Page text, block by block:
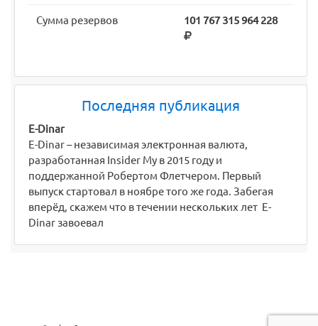
Сумма резервов 101 767 315 964 228
Последняя публикация
E-Dinar
E-Dinar – независимая электронная валюта,
разработанная Insider My в 2015 году и
поддержанной Робертом Флетчером. Первый
выпуск стартовал в ноябре того же года. Забегая
вперёд, скажем что в течении нескольких лет E-
Dinar завоевал